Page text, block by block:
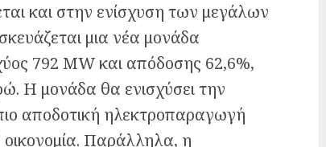
και στην ενίσχυση των μεγάλων
μια νέα μονάδα
792 MW και απόδοσης 62,6%,
Η μονάδα θα ενισχύσει την
αποδοτική ηλεκτροπαραγωγή
οικονομία. Παράλληλα, η